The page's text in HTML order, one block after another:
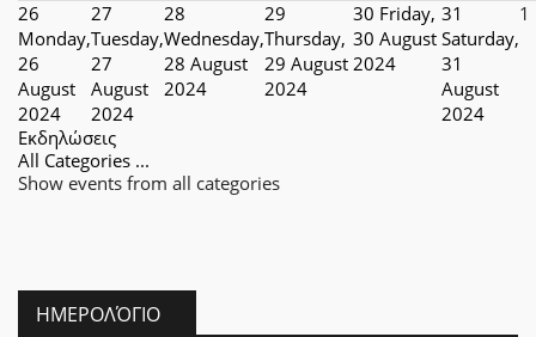
26
Monday,
26
August
2024
27
Tuesday,
27
August
2024
28
Wednesday,
28 August
2024
29
Thursday,
29 August
2024
30 Friday,
30 August
2024
31
Saturday,
31
August
2024
1
Εκδηλώσεις
All Categories ...
Show events from all categories
ΗΜΕΡΟΛΌΓΙΟ